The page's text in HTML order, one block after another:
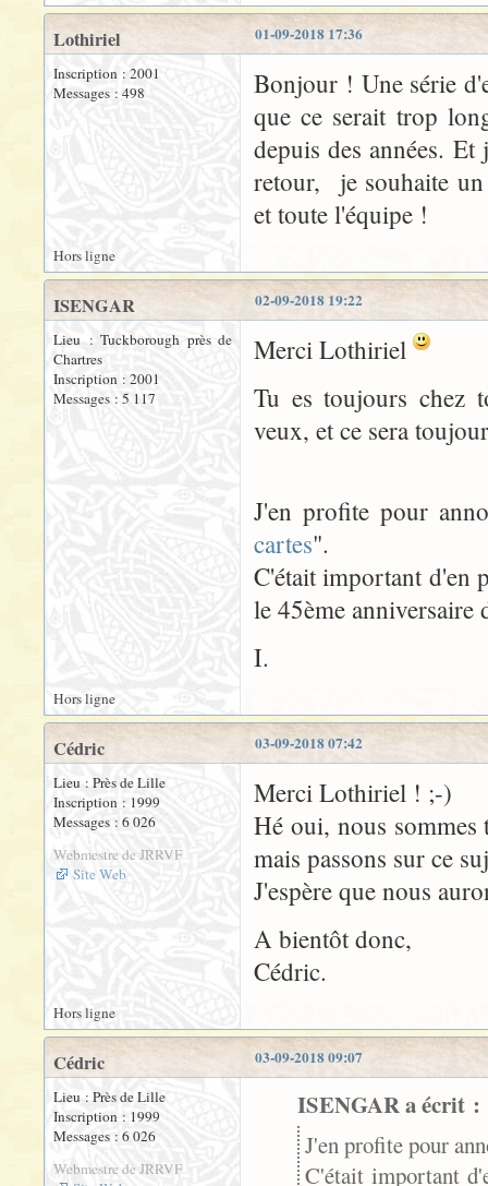
01-09-2018 17:36
Lothiriel
Inscription : 2001
Messages : 498
Bonjour ! Une série
que ce serait trop
depuis des années.
retour, je souhaite un
et toute l'équipe !
Hors ligne
02-09-2018 19:22
ISENGAR
Lieu : Tuckborough près de
Chartres
Inscription : 2001
Messages : 5 117
Merci Lothiriel
Tu es toujours chez
veux, et ce sera
J'en profite pour
cartes".
C'était important d'en
le 45ème
I.
Hors ligne
03-09-2018 07:42
Cédric
Lieu : Près de Lille
Inscription : 1999
Messages : 6 026
Webmestre de JRRVF
Site Web
Merci Lothiriel ! ;-)
Hé oui, nous sommes
mais passons sur ce
J'espère que nous
A bientôt donc,
Cédric.
Hors ligne
03-09-2018 09:07
Cédric
Lieu : Près de Lille
Inscription : 1999
Messages : 6 026
Webmestre de JRRVF
ISENGAR a écrit :
J'en profite pour
C'était important